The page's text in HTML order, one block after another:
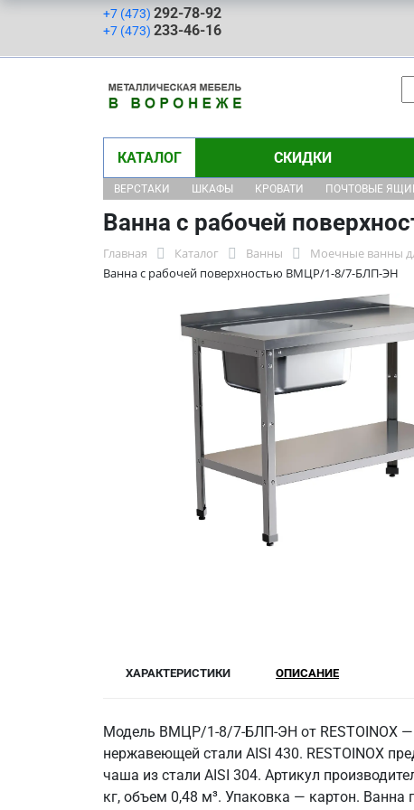
+7 (473) 292-78-92
+7 (473) 233-46-16
КАТАЛОГ СКИДКИ
ВЕРСТАКИ ШКАФЫ КРОВАТИ ПОЧТОВЫЕ
Ванна с рабочей
Главная Каталог Ванны Моечные ванны
Ванна с рабочей поверхностью ВМЦР/1-8/7-БЛП-ЭН
ХАРАКТЕРИСТИКИ ОПИСАНИЕ
Модель ВМЦР/1-8/7-БЛП-ЭН от RESTOINOX —
нержавеющей стали AISI 430. RESTOINOX
чаша из стали AISI 304. Артикул
кг, объем 0,48 м³. Упаковка — картон.